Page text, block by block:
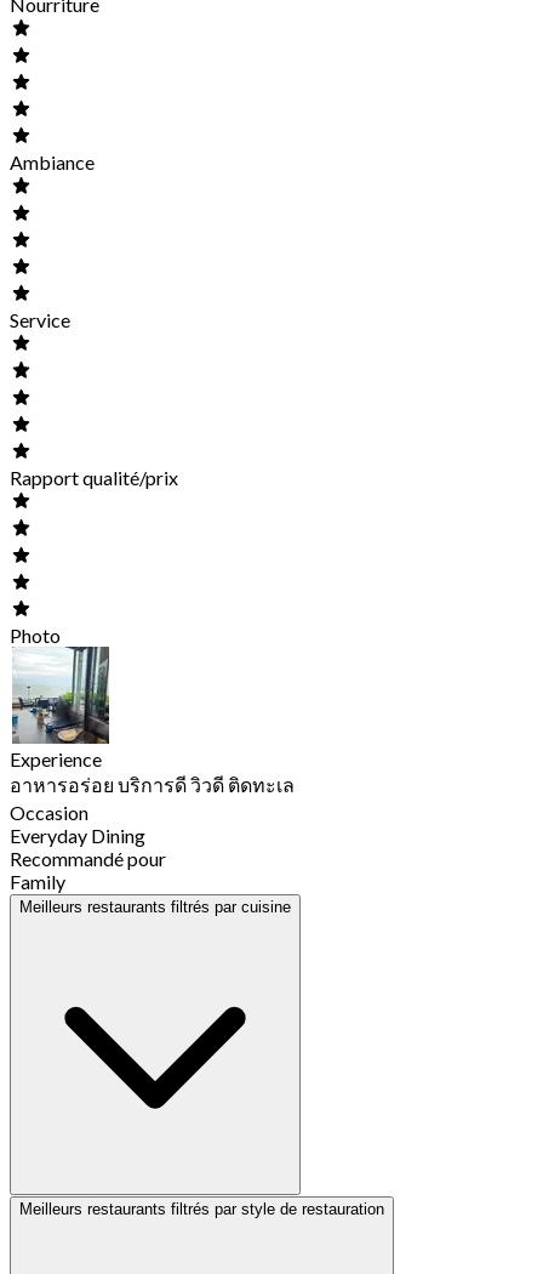
Nourriture
Ambiance
Service
Rapport qualité/prix
Photo
Experience
อาหารอร่อย บริการดี วิวดี ติดทะเล
Occasion
Everyday Dining
Recommandé pour
Family
Meilleurs restaurants filtrés par cuisine
Meilleurs restaurants filtrés par style de restauration